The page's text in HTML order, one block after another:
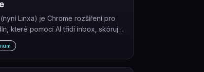
Linxa) je Chrome rozšíření pro
které pomocí AI třídí inbox, skóruje
a navrhuje odpovědi s cílem proměnit
v obchody.